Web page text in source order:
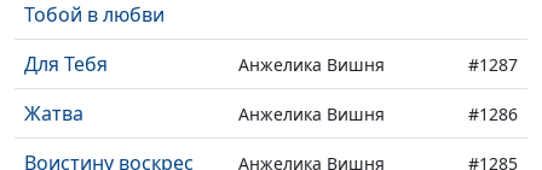
Тобой в любви
Для Тебя Анжелика Вишня #1287
Жатва Анжелика Вишня #1286
Воистину воскрес Анжелика Вишня #1285